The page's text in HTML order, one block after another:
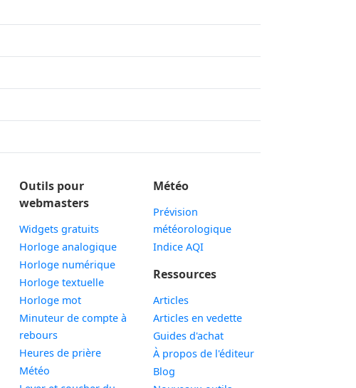
Outils pour
webmasters
Widgets gratuits
Horloge analogiqueWidget
Horloge numériqueWidget
Horloge textuelleWidget
Horloge motWidget
Minuteur de compte à
rebours
Heures de prièreWidget
Météo
Météo
Prévision
météorologique
Indice AQI
Ressources
Articles
Articles en vedette
Guides d'achat
À propos de l'éditeur
Blog